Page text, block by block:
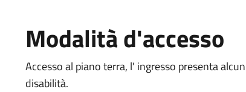
Modalità d'accesso
Accesso al piano terra, l' ingresso presenta
disabilità.